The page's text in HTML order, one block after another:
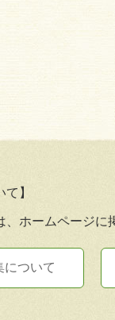
】
、ホームページに
について